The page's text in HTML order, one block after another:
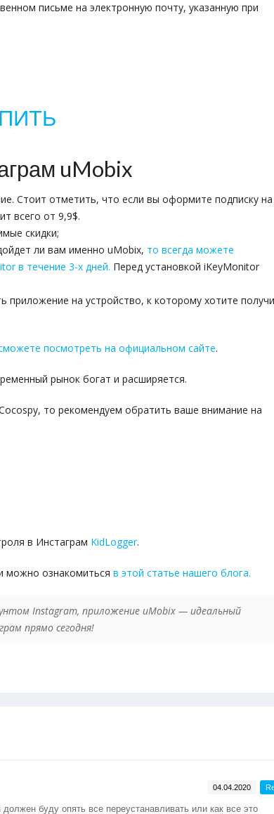
письме на электронную почту, указанную при
uMobix
Стоит отметить, что если вы оформите подписку на
всего от 9,9$.
скидки;
ли вам именно uMobix, то всегда можете
в течение 3-х дней. Перед установкой iKeyMonitor
приложение на устройство, к которому хотите
посмотреть на официальном сайте.
рынок богат и расширяется.
то рекомендуем обратить ваше внимание на
в Инстаграм KidLogger.
можно ознакомиться в этой статье нашего блога.
Instagram, приложение uMobix — идеальный
прямо сегодня!
04.04.2020
буду опять все переустанавливать или как все это